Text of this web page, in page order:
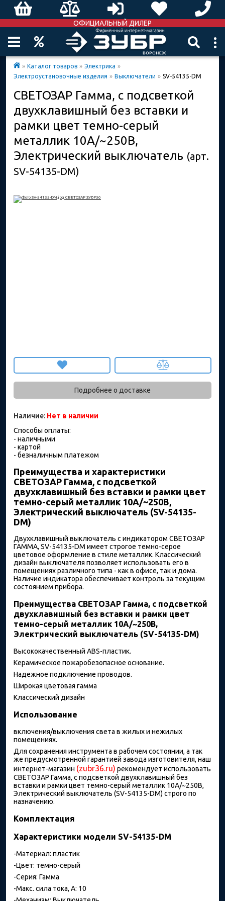
ОФИЦИАЛЬНЫЙ ДИЛЕР
» Каталог товаров » Электрика »
Электроустановочные изделия » Выключатели » SV-54135-DM
СВЕТОЗАР Гамма, с подсветкой
двухклавишный без вставки и
рамки цвет темно-серый
металлик 10A/~250B,
Электрический выключатель (арт.
SV-54135-DM)
Подробнее о доставке
Наличие: Нет в наличии
Способы оплаты:
- наличными
- картой
- безналичным платежом
Преимущества и характеристики
СВЕТОЗАР Гамма, с подсветкой
двухклавишный без вставки и рамки цвет
темно-серый металлик 10A/~250B,
Электрический выключатель (SV-54135-
DM)
Двухклавишный выключатель с индикатором СВЕТОЗАР
ГАММА, SV-54135-DM имеет строгое темно-серое
цветовое оформление в стиле металлик. Классический
дизайн выключателя позволяет использовать его в
помещениях различного типа - как в офисе, так и дома.
Наличие индикатора обеспечивает контроль за текущим
состоянием прибора.
Преимущества СВЕТОЗАР Гамма, с подсветкой
двухклавишный без вставки и рамки цвет
темно-серый металлик 10A/~250B,
Электрический выключатель (SV-54135-DM)
Высококачественный ABS-пластик.
Керамическое пожаробезопасное основание.
Надежное подключение проводов.
Широкая цветовая гамма
Классический дизайн
Использование
включения/выключения света в жилых и нежилых
помещениях.
Для сохранения инструмента в рабочем состоянии, а так
же предусмотренной гарантией завода изготовителя, наш
интернет-магазин (zubr36.ru) рекомендует использовать
СВЕТОЗАР Гамма, с подсветкой двухклавишный без
вставки и рамки цвет темно-серый металлик 10A/~250B,
Электрический выключатель (SV-54135-DM) строго по
назначению.
Комплектация
Характеристики модели SV-54135-DM
-Материал: пластик
-Цвет: темно-серый
-Серия: Гамма
-Макс. сила тока, А: 10